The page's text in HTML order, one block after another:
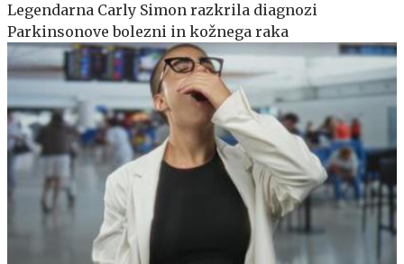
Legendarna Carly Simon razkrila diagnozi
Parkinsonove bolezni in kožnega raka